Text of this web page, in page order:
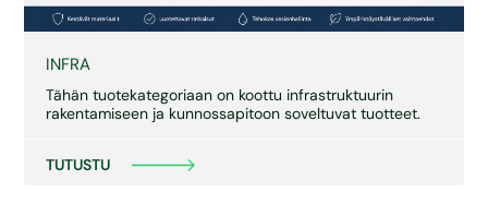
INFRA
Tähän tuotekategoriaan on koottu infrastruktuurin
rakentamiseen ja kunnossapitoon soveltuvat tuotteet.
TUTUSTU